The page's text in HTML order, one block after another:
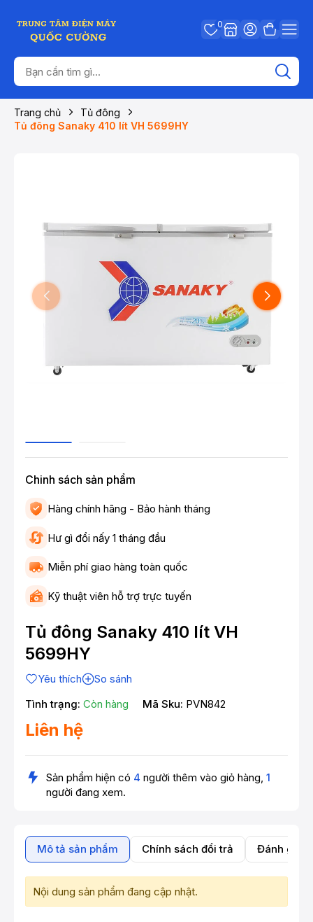
0
Trang chủ
Tủ đông
Tủ đông Sanaky 410 lít VH 5699HY
Chinh sách sản phẩm
Hàng chính hãng - Bảo hành tháng
Hư gì đổi nấy 1 tháng đầu
Miễn phí giao hàng toàn quốc
Kỹ thuật viên hỗ trợ trực tuyến
Tủ đông Sanaky 410 lít VH
5699HY
Yêu thích
So sánh
Tình trạng: Còn hàng Mã Sku: PVN842
Liên hệ
Sản phẩm hiện có 4 người thêm vào giỏ hàng, 1
người đang xem.
Mô tả sản phẩm Chính sách đổi trả Đánh giá
Nội dung sản phẩm đang cập nhật.